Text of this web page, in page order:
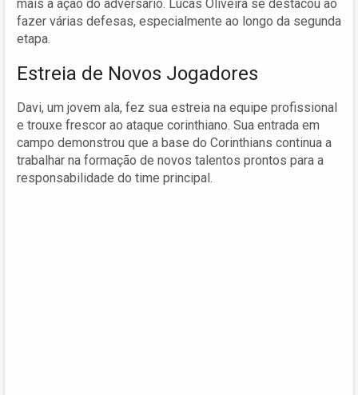
mais a ação do adversário. Lucas Oliveira se destacou ao
fazer várias defesas, especialmente ao longo da segunda
etapa.
Estreia de Novos Jogadores
Davi, um jovem ala, fez sua estreia na equipe profissional
e trouxe frescor ao ataque corinthiano. Sua entrada em
campo demonstrou que a base do Corinthians continua a
trabalhar na formação de novos talentos prontos para a
responsabilidade do time principal.